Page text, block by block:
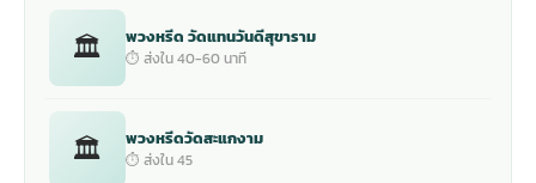
🏛 พวงหรีด วัดแทนวันดีสุขาราม
⏱ ส่งใน 40-60 นาที
🏛 พวงหรีดวัดสะแกงาม
⏱ ส่งใน 45